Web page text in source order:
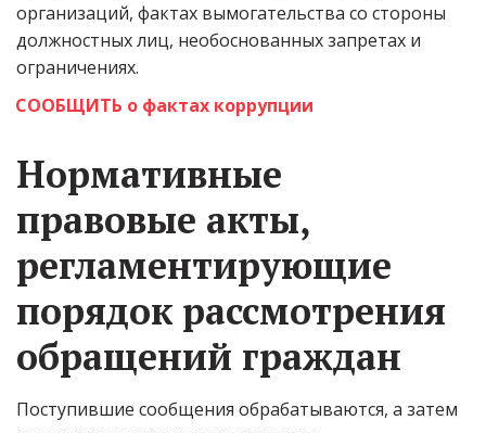
организаций, фактах вымогательства со стороны
должностных лиц, необоснованных запретах и
ограничениях.
СООБЩИТЬ о фактах коррупции
Нормативные
правовые акты,
регламентирующие
порядок рассмотрения
обращений граждан
Поступившие сообщения обрабатываются, а затем